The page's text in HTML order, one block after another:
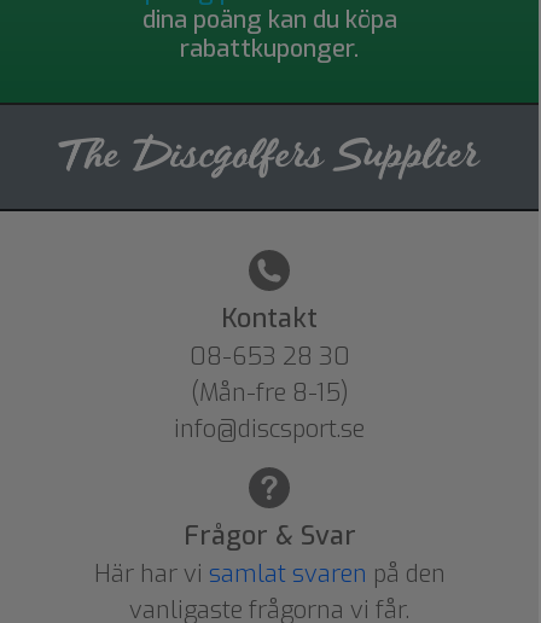
dina poäng kan du köpa
rabattkuponger.
Kontakt
08-653 28 30
(Mån-fre 8-15)
info@discsport.se
Frågor & Svar
Här har vi samlat svaren på den
vanligaste frågorna vi får.